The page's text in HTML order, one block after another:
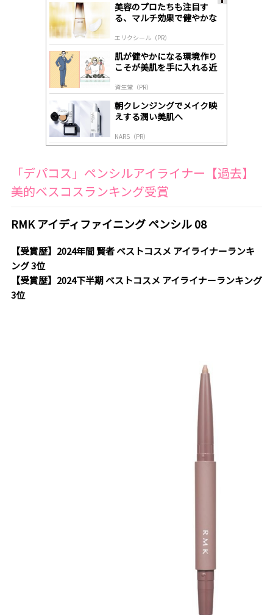
美容のプロたちも注目す
る、マルチ効果で健やかな
エリクシール（PR）
肌が健やかになる環境作り
こそが美肌を手に入れる近
資生堂（PR）
朝クレンジングでメイク映
えする潤い美肌へ
NARS（PR）
「デパコス」ペンシルアイライナー【過去】
美的ベスコスランキング受賞
RMK アイディファイニング ペンシル 08
【受賞歴】2024年間 賢者 ベストコスメ アイライナーランキ
ング 3位
【受賞歴】2024下半期 ベストコスメ アイライナーランキング
3位